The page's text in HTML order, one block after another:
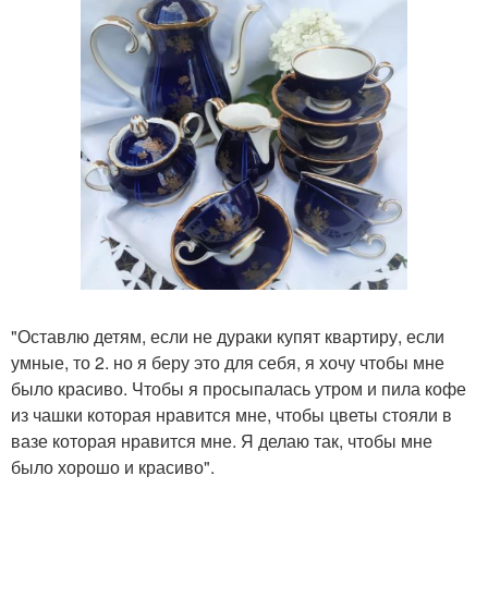
"Оставлю детям, если не дураки купят квартиру, если
умные, то 2. но я беру это для себя, я хочу чтобы мне
было красиво. Чтобы я просыпалась утром и пила кофе
из чашки которая нравится мне, чтобы цветы стояли в
вазе которая нравится мне. Я делаю так, чтобы мне
было хорошо и красиво".